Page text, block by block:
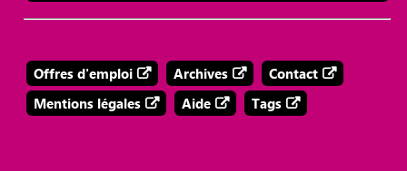
Offres d'emploi Archives
Contact
Mentions légales
Aide Tags